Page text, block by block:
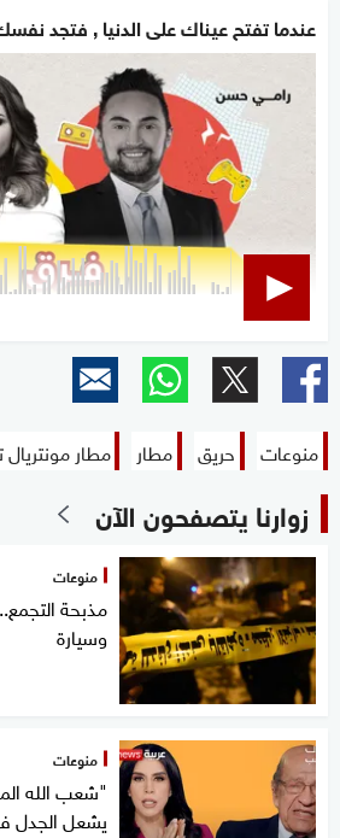
عندما تفتح عيناك على الدنيا , فتجد
منوعات حريق مطار مطار مونتريال
زوارنا يتصفحون الآن
منوعات
مذبحة
وسيارة
منوعات
"شعب الله
يشعل الجدل